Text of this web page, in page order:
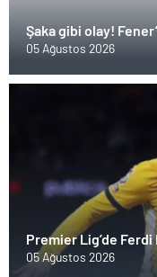
Şaka gibi olay!
fırladı
05 Ağustos 2026
Premier Lig’de Ferdi
05 Ağustos 2026